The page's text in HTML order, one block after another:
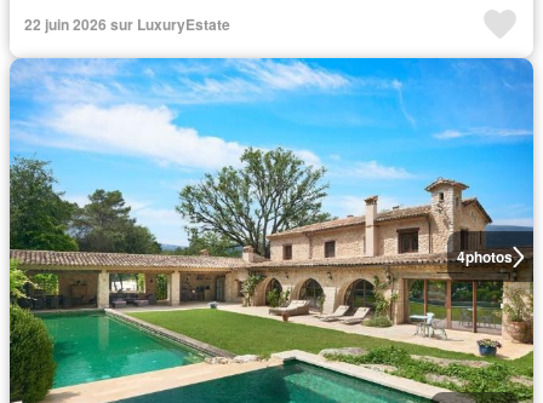
22 juin 2026 sur LuxuryEstate
4photos